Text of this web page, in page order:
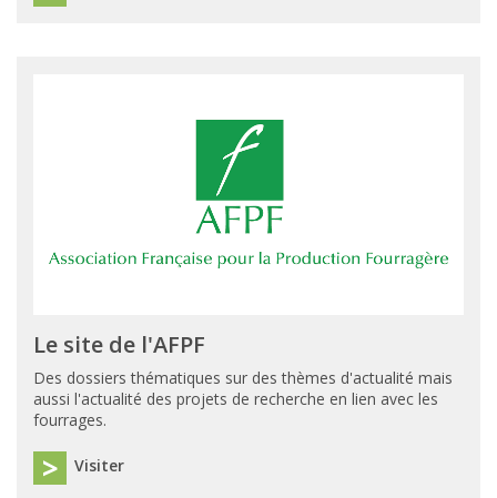
Le site de l'AFPF
Des dossiers thématiques sur des thèmes d'actualité mais
aussi l'actualité des projets de recherche en lien avec les
fourrages.
Visiter